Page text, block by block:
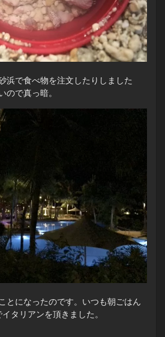
浜で食べ物を注文したりしました
ので真っ暗。
とになったのです。いつも朝ごはん
タリアンを頂きました。